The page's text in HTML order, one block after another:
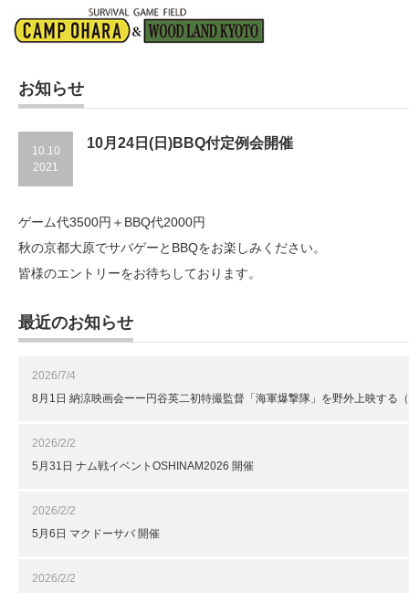
お知らせ
10.10
2021
10月24日(日)BBQ付定例会開催
ゲーム代3500円＋BBQ代2000円
秋の京都大原でサバゲーとBBQをお楽しみください。
皆様のエントリーをお待ちしております。
最近のお知らせ
2026/7/4
8月1日 納涼映画会ーー円谷英二初特撮監督「海軍爆撃隊」を野外上映する
2026/2/2
5月31日 ナム戦イベントOSHINAM2026 開催
2026/2/2
5月6日 マクドーサバ 開催
2026/2/2